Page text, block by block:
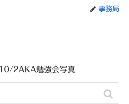
事務局
10/2AKA勉強会写真